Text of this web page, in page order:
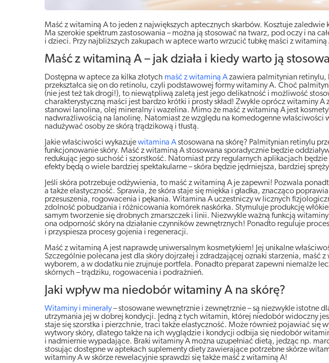
Maść z witaminą A to jeden z największych aptecznych skarbów. Kosztuje zaledwie
Ma szerokie spektrum zastosowania – można ją stosować na twarz, pod oczy i na
i dzieci. Przy najbliższych zakupach w aptece warto wrzucić tubkę maści z witaminą
Maść z witaminą A – jak działa i kiedy warto ją
Dostępna w aptece za kilka złotych maść z witaminą Azawiera palmitynian retinylu,
przekształca się on do retinolu, czyli podstawowej formy witaminy A. Choć
(nie jest też tak drogi!), to niewątpliwą zaletą jest jego delikatność i możliwość
charakterystyczną maści jest bardzo krótki i prosty skład! Zwykle oprócz witaminy A
stanowi lanolina, olej mineralny i wazelina. Mimo że maść z witaminą A jest
nadwrażliwością na lanolinę. Natomiast ze względu na komedogenne
nadużywać osoby ze skórą trądzikową i tłustą.
Jakie właściwości wykazujewitamina Astosowana na skórę? Palmitynian retinylu
funkcjonowanie skóry. Maść z witaminą A stosowana sporadycznie będzie
redukując jego suchość i szorstkość. Natomiast przy regularnych aplikacjach będzie
efekty będą o wiele bardziej spektakularne – skóra będzie jędrniejsza, bardziej
Jeśli skóra potrzebuje odżywienia, to maść z witaminą A je zapewni! Pozwala
a także elastyczność. Sprawia, że skóra staje się miękka i gładka, znacząco
przesuszenia, rogowacenia i pękania. Witamina A uczestniczy w licznych
zdolność pobudzania i różnicowania komórek naskórka. Stymuluje produkcję
samym tworzenie się drobnych zmarszczek i linii. Niezwykle ważną funkcją
ona odporność skóry na działanie czynników zewnętrznych! Ponadto reguluje
i przyspiesza procesy gojenia i regeneracji.
Maść z witaminą A jest naprawdę uniwersalnym kosmetykiem! Jej unikalne
Szczególnie polecana jest dla skóry dojrzałej i zdradzającej oznaki starzenia, maść
wyborem, a w dodatku nie zrujnuje portfela. Ponadto preparat zapewni niemalże
skórnych – trądziku, rogowacenia i podrażnień.
Jaki wpływ ma niedobór witaminy A na skórę?
Witaminy i minerały– stosowane wewnętrznie i zewnętrznie – są niezwykle istotne
utrzymania jej w dobrej kondycji. Jedną z tych witamin, której niedobór widoczny
staje się szorstka i pierzchnie, traci także elastyczność. Może również pojawiać się
wytwory skóry, dlatego także na ich wyglądzie i kondycji odbija się niedobór
i nadmiernie wypadające. Braki witaminy A można uzupełniać dietą, jedząc np.
stosując dostępne w aptekach suplementy diety zawierające potrzebne skórze
witaminy A w skórze rewelacyjnie sprawdzi się także maść z witaminą A!